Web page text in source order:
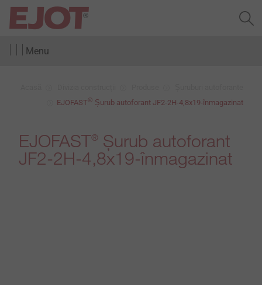
Menu
EJOFAST® Șurub autoforant JF2-2H-4,8x19-înmagazinat
EJOFAST® Șurub autoforant
JF2-2H-4,8x19-înmagazinat